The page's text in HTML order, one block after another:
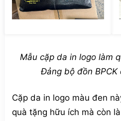
Mẫu cặp da in logo làm
Đảng bộ đồn BPCK
Cặp da in logo màu đen
quà tặng hữu ích mà còn